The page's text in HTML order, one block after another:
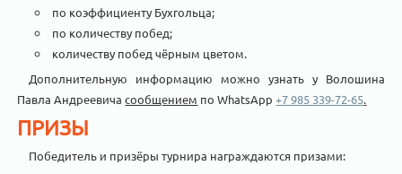
по коэффициенту Бухгольца;
по количеству побед;
количеству побед чёрным цветом.
Дополнительную информацию можно узнать у Волошина
Павла Андреевичасообщением по WhatsApp+7 985 339-72-65.
ПРИЗЫ
Победитель и призёры турнира награждаются призами: